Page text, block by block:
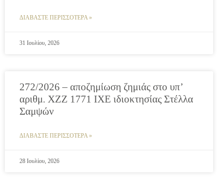
ΔΙΑΒΑΣΤΕ ΠΕΡΙΣΣΟΤΕΡΑ »
31 Ιουλίου, 2026
272/2026 – αποζημίωση ζημιάς στο υπ’
αριθμ. ΧΖΖ 1771 ΙΧΕ ιδιοκτησίας Στέλλα
Σαμψών
ΔΙΑΒΑΣΤΕ ΠΕΡΙΣΣΟΤΕΡΑ »
28 Ιουλίου, 2026